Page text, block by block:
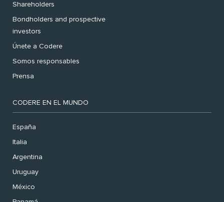
Shareholders
Bondholders and prospective
investors
Únete a Codere
Somos responsables
Prensa
CODERE EN EL MUNDO
España
Italia
Argentina
Uruguay
México